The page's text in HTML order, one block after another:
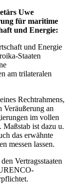
Uwe
für maritime
und Energie:
und Energie
Staaten
am trilateralen
Rechtrahmens,
Veräußerung an
im vollen
ist dazu u.
das erwähnte
messen lassen.
Vertragsstaaten